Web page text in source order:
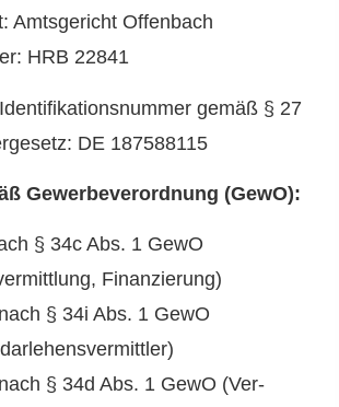
Amtsgericht Offenbach
HRB 22841
gemäß § 27
DE 187588115
Gewerbeverordnung (GewO):
§ 34c Abs. 1 GewO
Finanzierung)
§ 34i Abs. 1 GewO
§ 34d Abs. 1 GewO (Ver­